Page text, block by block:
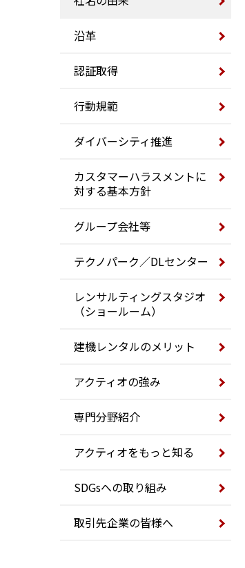
沿革
認証取得
行動規範
ダイバーシティ推進
カスタマーハラスメントに
対する基本方針
グループ会社等
テクノパーク／DLセンター
レンサルティングスタジオ
（ショールーム）
建機レンタルのメリット
アクティオの強み
専門分野紹介
アクティオをもっと知る
SDGsへの取り組み
取引先企業の皆様へ